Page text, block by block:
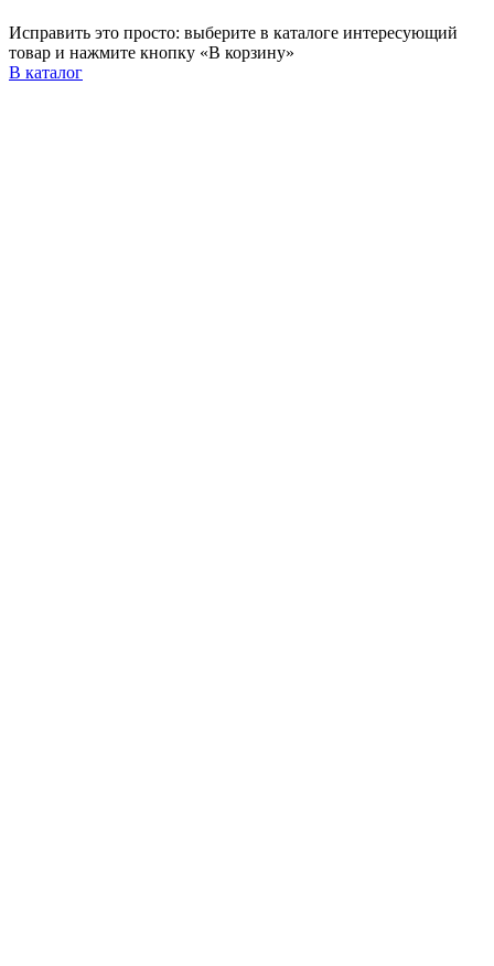
Исправить это просто: выберите в каталоге интересующий
товар и нажмите кнопку «В корзину»
В каталог